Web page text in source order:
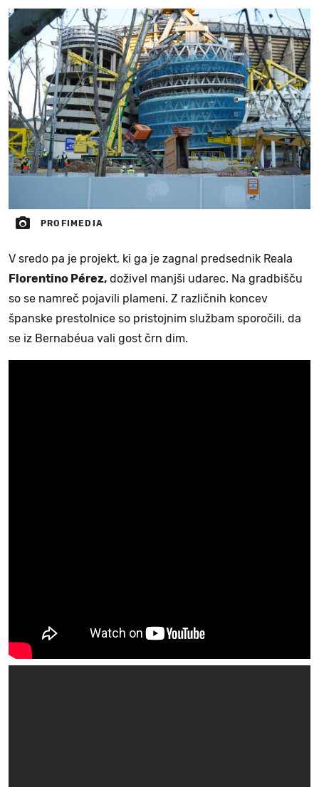
PROFIMEDIA
V sredo pa je projekt, ki ga je zagnal predsednik Reala
Florentino Pérez, doživel manjši udarec. Na gradbišču
so se namreč pojavili plameni. Z različnih koncev
španske prestolnice so pristojnim službam sporočili, da
se iz Bernabéua vali gost črn dim.